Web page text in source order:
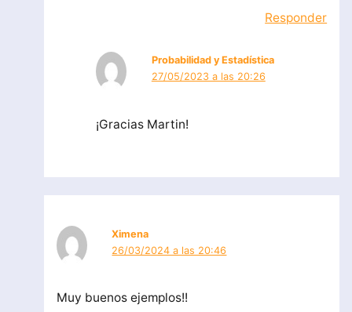
Responder
Probabilidad y Estadística
27/05/2023 a las 20:26
¡Gracias Martin!
Ximena
26/03/2024 a las 20:46
Muy buenos ejemplos!!